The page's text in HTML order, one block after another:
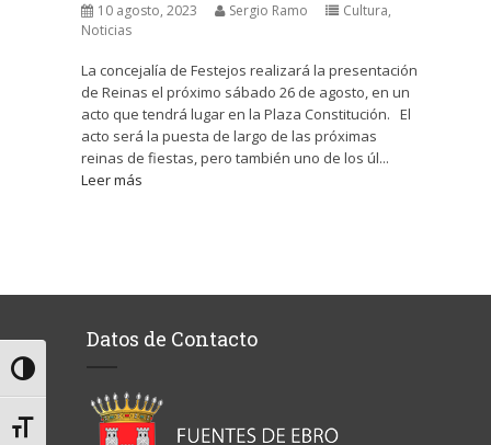
Alternar alto contraste
Alternar tamaño de letra
10 agosto, 2023 Sergio Ramo Cultura,
Noticias
La concejalía de Festejos realizará la presentación
de Reinas el próximo sábado 26 de agosto, en un
acto que tendrá lugar en la Plaza Constitución. El
acto será la puesta de largo de las próximas
reinas de fiestas, pero también uno de los úl...
Leer más
Datos de Contacto